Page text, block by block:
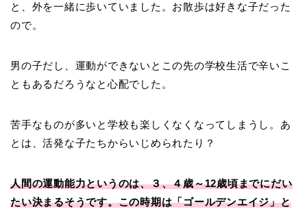
と、外を一緒に歩いていました。お散歩は好きな子だった
ので。
男の子だし、運動ができないとこの先の学校生活で辛いこ
ともあるだろうなと心配でした。
苦手なものが多いと学校も楽しくなくなってしまうし。あ
とは、活発な子たちからいじめられたり？
人間の運動能力というのは、３、４歳～12歳頃までにだい
たい決まるそうです。この時期は「ゴールデンエイジ」と